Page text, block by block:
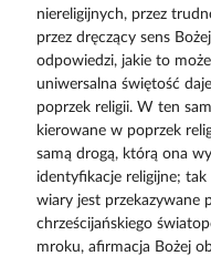
niereligijnych, przez
przez dręczący sens
odpowiedzi, jakie to
uniwersalna świętość
poprzek religii. W ten
kierowane w poprzek
samą drogą, którą ona
identyfikacje religijne; tak
wiary jest przekazywane
chrześcijańskiego
mroku, afirmacja Bożej